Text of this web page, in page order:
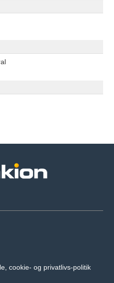
cookie- og privatlivs-politik